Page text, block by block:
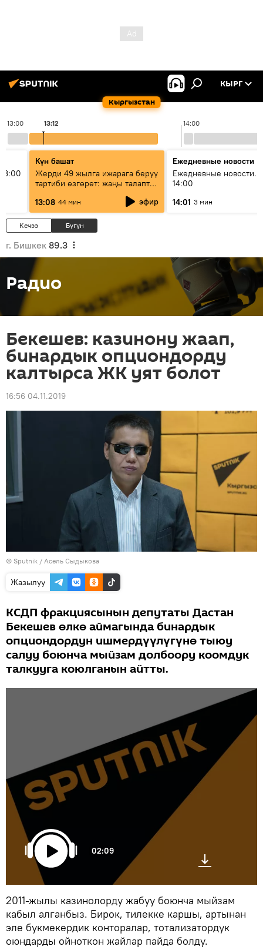
Кыргызстан
КЫРГ
13:00 14:00
13:12
Күн башат
Жерди 49 жылга ижарага берүү
тартиби өзгөрөт: жаңы талаптар
13:08 44 мин эфир
Ежедневные новости
Ежедневные новости.
14:00
14:01 3 мин
Кечээ Бүгүн
г. Бишкек 89.3
Радио
Бекешев: казинону жаап,
бинардык опциондорду
калтырса ЖК уят болот
16:56 04.11.2019
© Sputnik / Асель Сыдыкова
Жазылуу
КСДП фракциясынын депутаты Дастан
Бекешев өлкө аймагында бинардык
опциондордун ишмердүүлүгүнө тыюу
салуу боюнча мыйзам долбоору коомдук
талкууга коюлганын айтты.
02:09
2011-жылы казинолорду жабуу боюнча мыйзам
кабыл алганбыз. Бирок, тилекке каршы, артынан
эле букмекердик конторалар, тотализатордук
оюндарды ойноткон жайлар пайда болду.